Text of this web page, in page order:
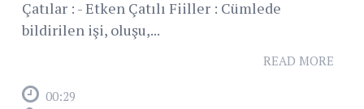
Çatılar : - Etken Çatılı Fiiller : Cümlede
bildirilen işi, oluşu,...
READ MORE
00:29